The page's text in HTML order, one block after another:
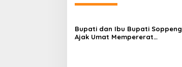
Bupati dan Ibu Bupati Soppeng
Ajak Umat Mempererat